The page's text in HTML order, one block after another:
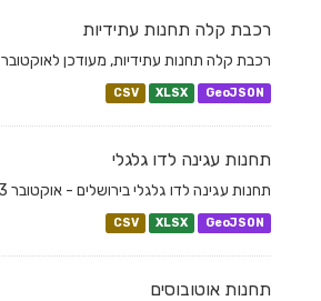
רכבת קלה תחנות עתידיות
רכבת קלה תחנות עתידיות, מעודכן לאוקטובר 2023.
CSV XLSX GeoJSON
תחנות עגינה לדו גלגלי
תחנות עגינה לדו גלגלי בירושלים - אוקטובר 23
CSV XLSX GeoJSON
תחנות אוטובוסים